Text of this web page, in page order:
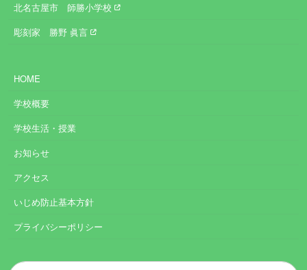
北名古屋市 師勝小学校
彫刻家 勝野 眞言
HOME
学校概要
学校生活・授業
お知らせ
アクセス
いじめ防止基本方針
プライバシーポリシー